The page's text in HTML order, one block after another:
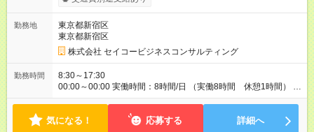
【試用期間】試用期間あり 試用期間の長さ：3ヶ月 雇用形態、
勤務地
東京都新宿区
東京都新宿区
株式会社 セイコービジネスコンサルティング
勤務時間
8:30～17:30
00:00～00:00 実働時間：8時間/日 （実働8時間 休憩1時間） ※
残業代100％支給！ ※休日出勤は発生した場合は、振替休日の取
気になる！ 応募する 詳細へ